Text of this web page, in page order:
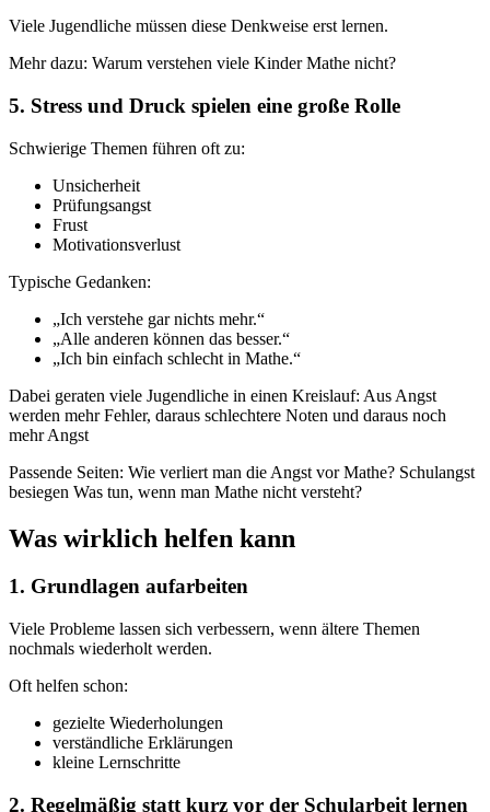
Viele Jugendliche müssen diese Denkweise erst lernen.
Mehr dazu: Warum verstehen viele Kinder Mathe nicht?
5. Stress und Druck spielen eine große Rolle
Schwierige Themen führen oft zu:
Unsicherheit
Prüfungsangst
Frust
Motivationsverlust
Typische Gedanken:
„Ich verstehe gar nichts mehr.“
„Alle anderen können das besser.“
„Ich bin einfach schlecht in Mathe.“
Dabei geraten viele Jugendliche in einen Kreislauf: Aus Angst
werden mehr Fehler, daraus schlechtere Noten und daraus noch
mehr Angst
Passende Seiten: Wie verliert man die Angst vor Mathe? Schulangst
besiegen Was tun, wenn man Mathe nicht versteht?​​​​​​​
Was wirklich helfen kann
1. Grundlagen aufarbeiten
Viele Probleme lassen sich verbessern, wenn ältere Themen
nochmals wiederholt werden.
Oft helfen schon:
gezielte Wiederholungen
verständliche Erklärungen
kleine Lernschritte
2. Regelmäßig statt kurz vor der Schularbeit lernen